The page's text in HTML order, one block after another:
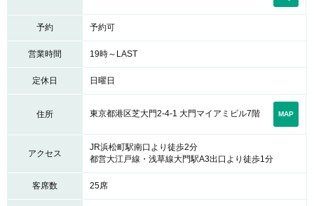
予約 予約可
営業時間 19時～LAST
定休日 日曜日
住所 東京都港区芝大門2-4-1 大門マイアミビル7階 MAP
アクセス
JR浜松町駅南口より徒歩2分
都営大江戸線・浅草線大門駅A3出口より徒歩1分
客席数 25席